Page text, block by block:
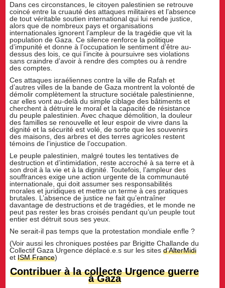
Dans ces circonstances, le citoyen palestinien se retrouve
coincé entre la cruauté des attaques militaires et l’absence
de tout véritable soutien international qui lui rende justice,
alors que de nombreux pays et organisations
internationales ignorent l’ampleur de la tragédie que vit la
population de Gaza. Ce silence renforce la politique
d’impunité et donne à l’occupation le sentiment d’être au-
dessus des lois, ce qui l’incite à poursuivre ses violations
sans craindre d’avoir à rendre des comptes ou à rendre
des comptes.
Ces attaques israéliennes contre la ville de Rafah et
d’autres villes de la bande de Gaza montrent la volonté de
démolir complètement la structure sociétale palestinienne,
car elles vont au-delà du simple ciblage des bâtiments et
cherchent à détruire le moral et la capacité de résistance
du peuple palestinien. Avec chaque démolition, la douleur
des familles se renouvelle et leur espoir de vivre dans la
dignité et la sécurité est volé, de sorte que les souvenirs
des maisons, des arbres et des terres agricoles restent
témoins de l’injustice de l’occupation.
Le peuple palestinien, malgré toutes les tentatives de
destruction et d’intimidation, reste accroché à sa terre et à
son droit à la vie et à la dignité. Toutefois, l’ampleur des
souffrances exige une action urgente de la communauté
internationale, qui doit assumer ses responsabilités
morales et juridiques et mettre un terme à ces pratiques
brutales. L’absence de justice ne fait qu’entraîner
davantage de destructions et de tragédies, et le monde ne
peut pas rester les bras croisés pendant qu’un peuple tout
entier est détruit sous ses yeux.
Ne serait-il pas temps que la protestation mondiale enfle ?
(Voir aussi les chroniques postées par Brigitte Challande du
Collectif Gaza Urgence déplacé.e.s sur les sitesd’AlterMidi
etISM France)
Contribuer à la collecte Urgence guerre
à Gaza